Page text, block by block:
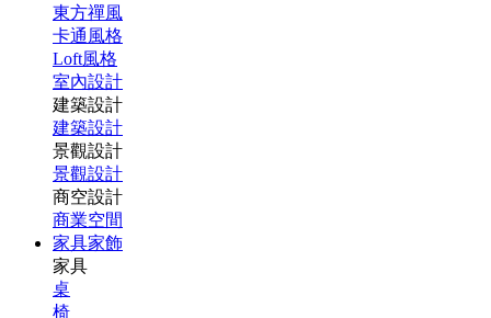
東方禪風
卡通風格
Loft風格
室內設計
建築設計
建築設計
景觀設計
景觀設計
商空設計
商業空間
家具家飾
家具
桌
椅